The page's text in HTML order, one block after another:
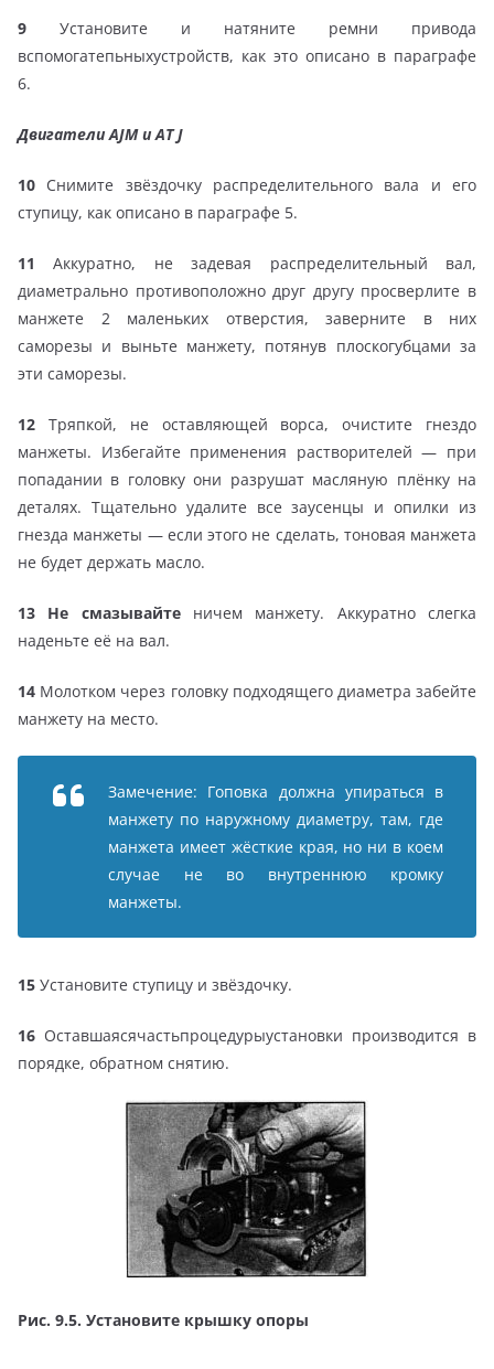
9 Установите и натяните ремни привода
вспомогатепьныхустройств, как это описано в параграфе
6.
Двигатели AJM и AT J
10 Снимите звёздочку распределительного вала и его
ступицу, как описано в параграфе 5.
11
Аккуратно, не задевая распределительный вал,
диаметрально противоположно друг другу просверлите в
манжете 2 маленьких отверстия, заверните в них
саморезы и выньте манжету, потянув плоскогубцами за
эти саморезы.
12 Тряпкой, не оставляющей ворса, очистите гнездо
манжеты. Избегайте применения растворителей — при
попадании в головку они разрушат масляную плёнку на
деталях. Тщательно удалите все заусенцы и опилки из
гнезда манжеты — если этого не сделать, тоновая манжета
не будет держать масло.
13 Не смазывайте ничем манжету. Аккуратно слегка
наденьте её на вал.
14 Молотком через головку подходящего диаметра забейте
манжету на место.
Замечение: Гоповка должна упираться в
манжету по наружному диаметру, там, где
манжета имеет жёсткие края, но ни в коем
случае не во внутреннюю кромку
манжеты.
15 Установите ступицу и звёздочку.
16 Оставшаясячастьпроцедурыустановки производится в
порядке, обратном снятию.
Рис. 9.5. Установите крышку опоры